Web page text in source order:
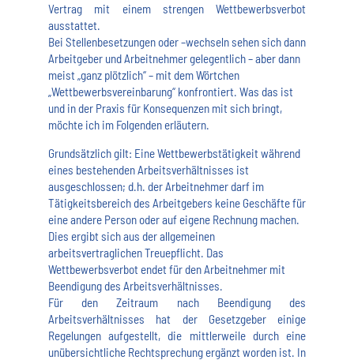
Vertrag mit einem strengen Wettbewerbsverbot
ausstattet.
Bei Stellenbesetzungen oder –wechseln sehen sich dann
Arbeitgeber und Arbeitnehmer gelegentlich – aber dann
meist „ganz plötzlich“ – mit dem Wörtchen
„Wettbewerbsvereinbarung“ konfrontiert. Was das ist
und in der Praxis für Konsequenzen mit sich bringt,
möchte ich im Folgenden erläutern.
Grundsätzlich gilt: Eine Wettbewerbstätigkeit während
eines bestehenden Arbeitsverhältnisses ist
ausgeschlossen; d.h. der Arbeitnehmer darf im
Tätigkeitsbereich des Arbeitgebers keine Geschäfte für
eine andere Person oder auf eigene Rechnung machen.
Dies ergibt sich aus der allgemeinen
arbeitsvertraglichen Treuepflicht. Das
Wettbewerbsverbot endet für den Arbeitnehmer mit
Beendigung des Arbeitsverhältnisses.
Für den Zeitraum nach Beendigung des
Arbeitsverhältnisses hat der Gesetzgeber einige
Regelungen aufgestellt, die mittlerweile durch eine
unübersichtliche Rechtsprechung ergänzt worden ist. In